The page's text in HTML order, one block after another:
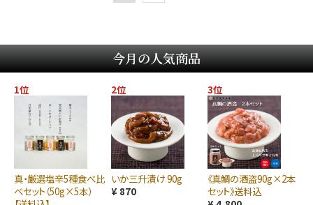
今月の人気商品
1位
真・厳選塩辛5種食べ比
べセット（50g×5本）
2位
いか三升漬け 90g
¥ 870
3位
《真鯛の酒盗90g×2本
セット》送料込